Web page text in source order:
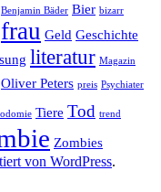
Benjamin Bäder Bier bizarr
frau Geld Geschichte
literatur Magazin
Oliver Peters preis Psychiater
Tiere Tod trend
Zombies
von WordPress.